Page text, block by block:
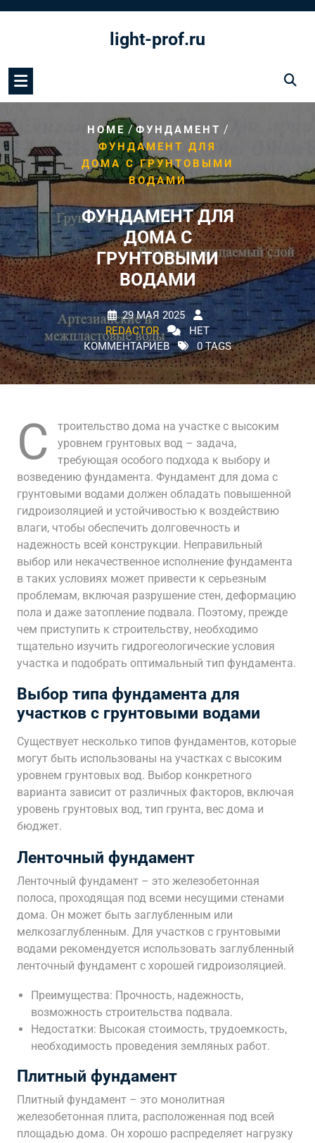
light-prof.ru
HOME /ФУНДАМЕНТ /
ФУНДАМЕНТ ДЛЯ
ДОМА С ГРУНТОВЫМИ
ВОДАМИ
ФУНДАМЕНТ ДЛЯ
ДОМА С
ГРУНТОВЫМИ
ВОДАМИ
29 МАЯ 2025
REDACTOR
НЕТ
КОММЕНТАРИЕВ
0 TAGS
С
троительство дома на участке с высоким
уровнем грунтовых вод – задача,
требующая особого подхода к выбору и
возведению фундамента. Фундамент для дома с
грунтовыми водами должен обладать повышенной
гидроизоляцией и устойчивостью к воздействию
влаги, чтобы обеспечить долговечность и
надежность всей конструкции. Неправильный
выбор или некачественное исполнение фундамента
в таких условиях может привести к серьезным
проблемам, включая разрушение стен, деформацию
пола и даже затопление подвала. Поэтому, прежде
чем приступить к строительству, необходимо
тщательно изучить гидрогеологические условия
участка и подобрать оптимальный тип фундамента.
Выбор типа фундамента для
участков с грунтовыми водами
Существует несколько типов фундаментов, которые
могут быть использованы на участках с высоким
уровнем грунтовых вод. Выбор конкретного
варианта зависит от различных факторов, включая
уровень грунтовых вод, тип грунта, вес дома и
бюджет.
Ленточный фундамент
Ленточный фундамент – это железобетонная
полоса, проходящая под всеми несущими стенами
дома. Он может быть заглубленным или
мелкозаглубленным. Для участков с грунтовыми
водами рекомендуется использовать заглубленный
ленточный фундамент с хорошей гидроизоляцией.
Преимущества: Прочность, надежность,
возможность строительства подвала.
Недостатки: Высокая стоимость, трудоемкость,
необходимость проведения земляных работ.
Плитный фундамент
Плитный фундамент – это монолитная
железобетонная плита, расположенная под всей
площадью дома. Он хорошо распределяет нагрузку